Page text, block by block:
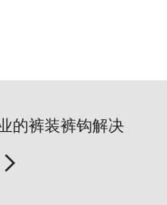
的裤装裤钩解决